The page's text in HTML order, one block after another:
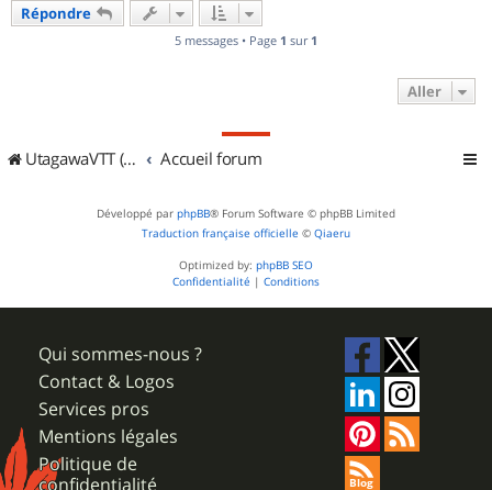
Répondre
5 messages • Page 1 sur 1
Aller
UtagawaVTT (Randos VTT et VTTAE avec traces GPS) Accueil forum
Développé par phpBB® Forum Software © phpBB Limited
Traduction française officielle © Qiaeru
Optimized by: phpBB SEO
Confidentialité | Conditions
Qui sommes-nous ?
Contact & Logos
Services pros
Mentions légales
Politique de
confidentialité